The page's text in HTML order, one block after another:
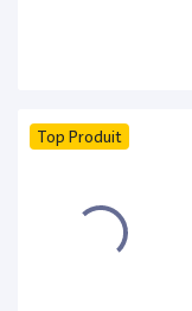
Top Produit